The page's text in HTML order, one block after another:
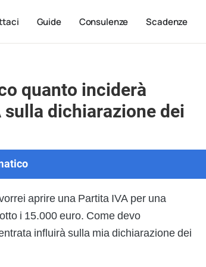
Guide Consulenze Scadenze
quanto inciderà
sulla dichiarazione dei
aprire una Partita IVA per una
i 15.000 euro. Come devo
influirà sulla mia dichiarazione dei